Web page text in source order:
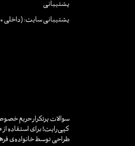
پشتیبانی
پشتیبانی سایت: (داخلی 210) 88333600
سوالات پرتکرارحریم
کپی‌رایت! برای استفاده
طراحی توسط خانواده‌ی